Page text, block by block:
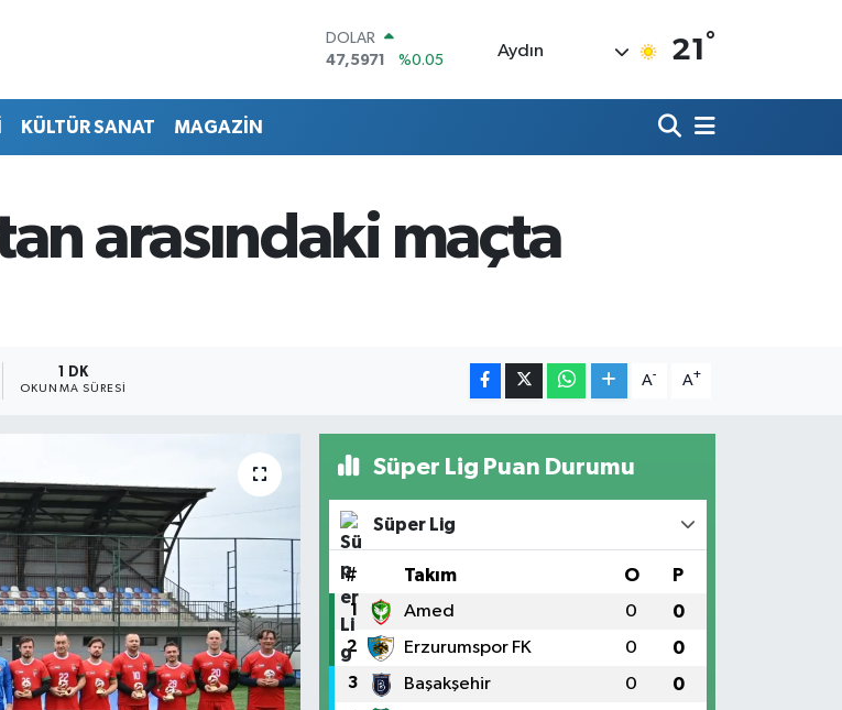
DOLAR
47,5971
%0.05
BİST100
13.703
%0
BITCOIN
Aydın 21 °
KÜLTÜR SANAT MAGAZİN
arasındaki maçta
1 DK
OKUNMA SÜRESI
A- A+
Süper Lig Puan Durumu
Süper Lig
# Takım O P
1 Amed 0 0
2 Erzurumspor FK 0 0
3 Başakşehir 0 0